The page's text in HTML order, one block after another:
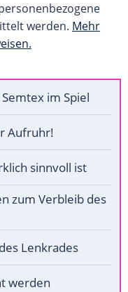
werden. Mehr
im Spiel
Aufruhr!
sinnvoll ist
zum Verbleib des
Lenkrades
werden